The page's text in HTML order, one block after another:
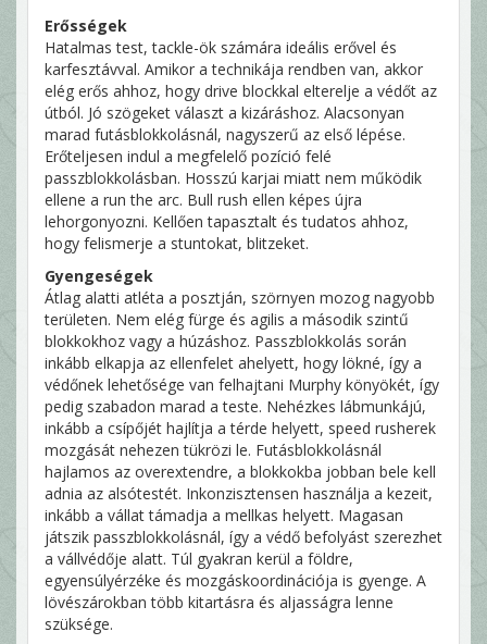
Erősségek
Hatalmas test, tackle-ök számára ideális erővel és
karfesztávval. Amikor a technikája rendben van, akkor
elég erős ahhoz, hogy drive blockkal elterelje a védőt az
útból. Jó szögeket választ a kizáráshoz. Alacsonyan
marad futásblokkolásnál, nagyszerű az első lépése.
Erőteljesen indul a megfelelő pozíció felé
passzblokkolásban. Hosszú karjai miatt nem működik
ellene a run the arc. Bull rush ellen képes újra
lehorgonyozni. Kellően tapasztalt és tudatos ahhoz,
hogy felismerje a stuntokat, blitzeket.
Gyengeségek
Átlag alatti atléta a posztján, szörnyen mozog nagyobb
területen. Nem elég fürge és agilis a második szintű
blokkokhoz vagy a húzáshoz. Passzblokkolás során
inkább elkapja az ellenfelet ahelyett, hogy lökné, így a
védőnek lehetősége van felhajtani Murphy könyökét, így
pedig szabadon marad a teste. Nehézkes lábmunkájú,
inkább a csípőjét hajlítja a térde helyett, speed rusherek
mozgását nehezen tükrözi le. Futásblokkolásnál
hajlamos az overextendre, a blokkokba jobban bele kell
adnia az alsótestét. Inkonzisztensen használja a kezeit,
inkább a vállat támadja a mellkas helyett. Magasan
játszik passzblokkolásnál, így a védő befolyást szerezhet
a vállvédője alatt. Túl gyakran kerül a földre,
egyensúlyérzéke és mozgáskoordinációja is gyenge. A
lövészárokban több kitartásra és aljasságra lenne
szüksége.